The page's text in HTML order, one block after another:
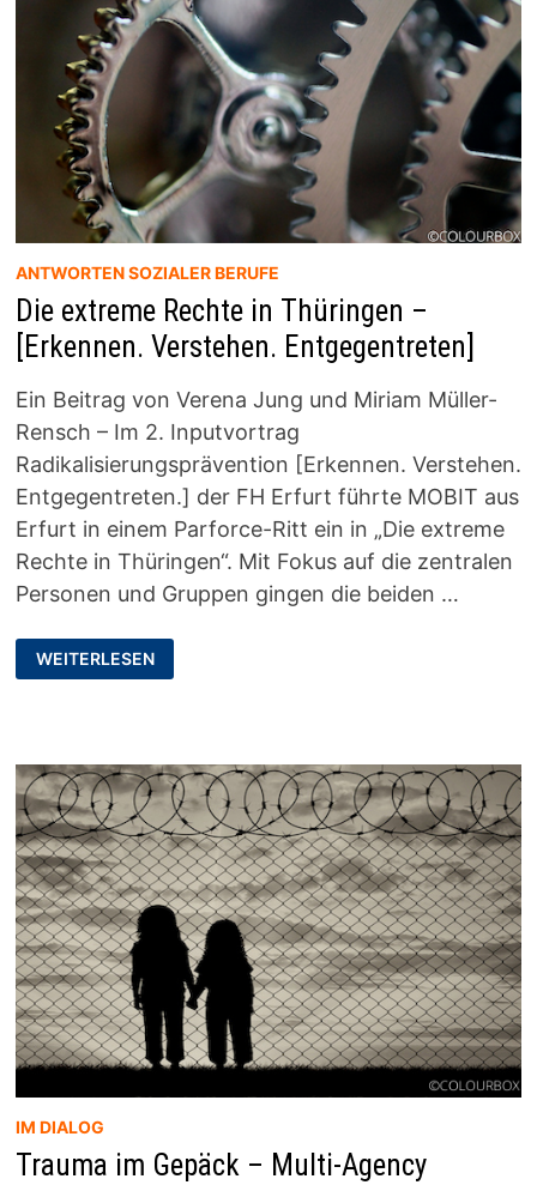
ANTWORTEN SOZIALER BERUFE
Die extreme Rechte in Thüringen –
[Erkennen. Verstehen. Entgegentreten]
Ein Beitrag von Verena Jung und Miriam Müller-
Rensch – Im 2. Inputvortrag
Radikalisierungsprävention [Erkennen. Verstehen.
Entgegentreten.] der FH Erfurt führte MOBIT aus
Erfurt in einem Parforce-Ritt ein in „Die extreme
Rechte in Thüringen“. Mit Fokus auf die zentralen
Personen und Gruppen gingen die beiden …
DIE
EXTREME
RECHTE
VERSTEHEN.
ENTGEGENTRETEN]
WEITERLESEN
IM DIALOG
Trauma im Gepäck – Multi-Agency